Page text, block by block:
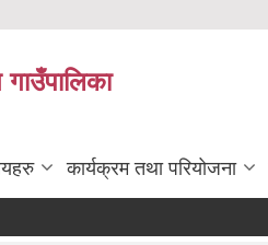
कार्यक्रम तथा परियोजना